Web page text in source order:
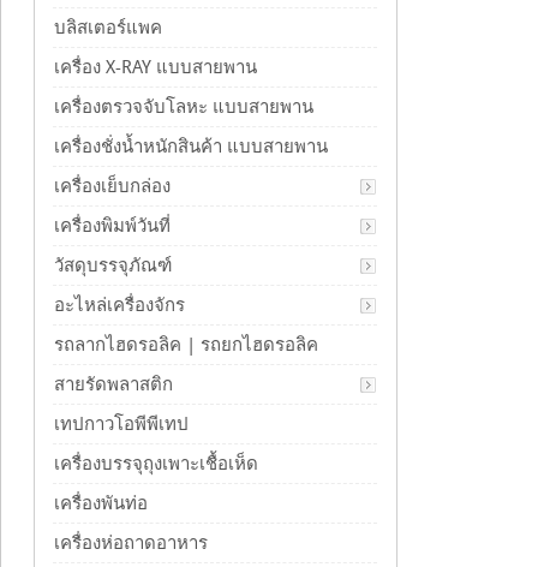
บลิสเตอร์แพค
เครื่อง X-RAY แบบสายพาน
เครื่องตรวจจับโลหะ แบบสายพาน
เครื่องชั่งน้ำหนักสินค้า แบบสายพาน
เครื่องเย็บกล่อง
เครื่องพิมพ์วันที่
วัสดุบรรจุภัณฑ์
อะไหล่เครื่องจักร
รถลากไฮดรอลิค | รถยกไฮดรอลิค
สายรัดพลาสติก
เทปกาวโอพีพีเทป
เครื่องบรรจุถุงเพาะเชื้อเห็ด
เครื่องพันท่อ
เครื่องห่อถาดอาหาร